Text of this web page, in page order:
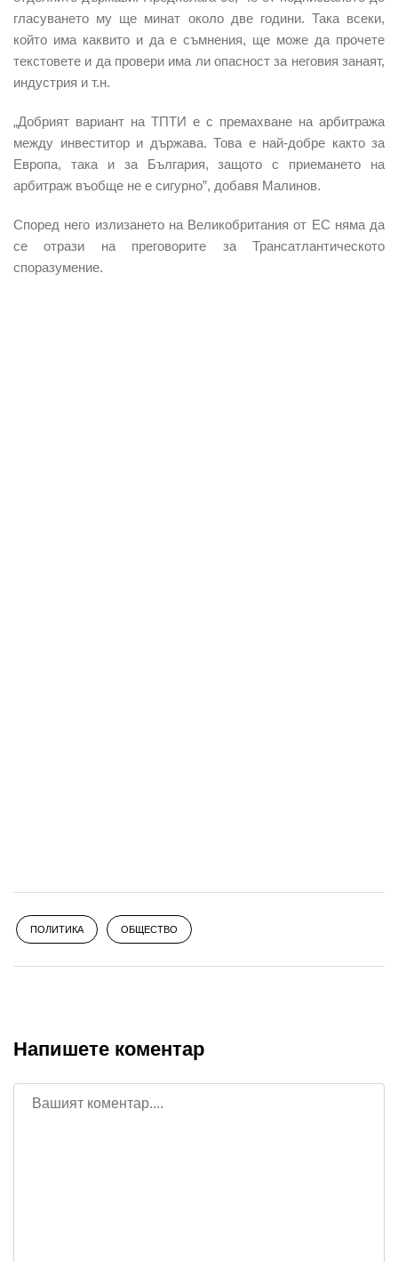
гласуването му ще минат около две години. Така всеки,
който има каквито и да е съмнения, ще може да прочете
текстовете и да провери има ли опасност за неговия занаят,
индустрия и т.н.
„Добрият вариант на ТПТИ е с премахване на арбитража
между инвеститор и държава. Това е най-добре както за
Европа, така и за България, защото с приемането на
арбитраж въобще не е сигурно”, добавя Малинов.
Според него излизането на Великобритания от ЕС няма да
се отрази на преговорите за Трансатлантическото
споразумение.
ПОЛИТИКА ОБЩЕСТВО
Напишете коментар